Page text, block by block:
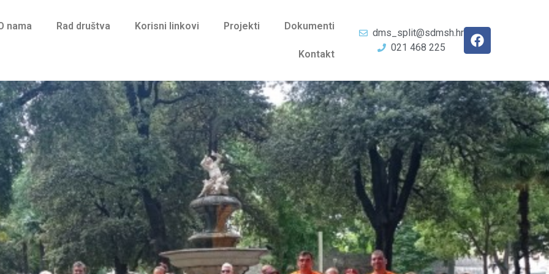
nama Rad društva Korisni linkovi Projekti Dokumenti
Kontakt
dms_split@sdmsh.hr
021 468 225